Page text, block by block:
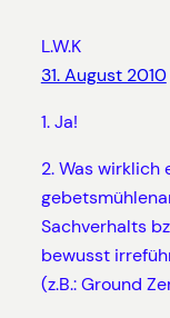
L.W.K
31. August 2010
1. Ja!
2. Was
Sachverhalts
bewusst
(z.B.: Ground